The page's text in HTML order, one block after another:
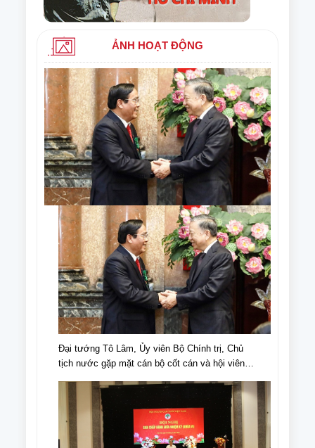
ẢNH HOẠT ĐỘNG
Đại tướng Tô Lâm, Ủy viên Bộ Chính trị, Chủ
tịch nước gặp mặt cán bộ cốt cán và hội viên
Ngày NCT Việt Nam (6/6/1941-6/6/2024).